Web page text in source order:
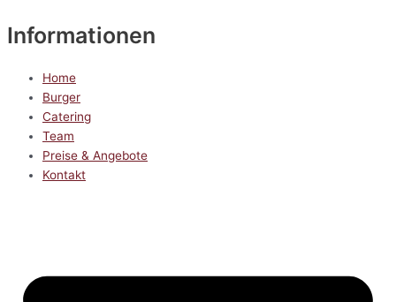
Informationen
Home
Burger
Catering
Team
Preise & Angebote
Kontakt